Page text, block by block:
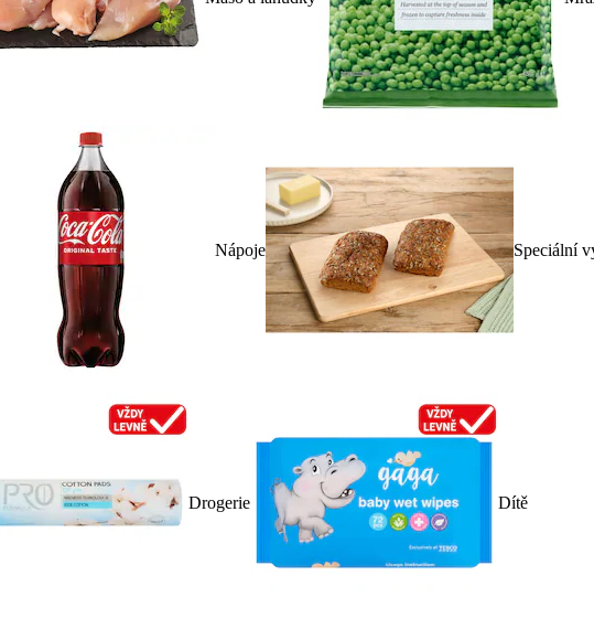
Nápoje Speciální
Drogerie Dítě